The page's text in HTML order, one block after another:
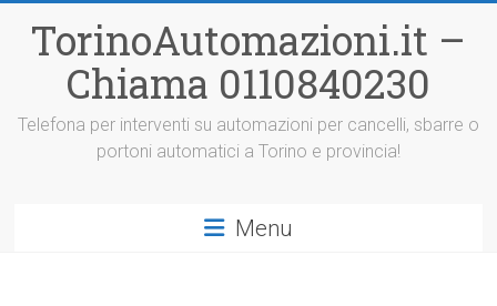
contenuto
TorinoAutomazioni.it –
Chiama 0110840230
Telefona per interventi su automazioni per cancelli, sbarre o
portoni automatici a Torino e provincia!
Menu